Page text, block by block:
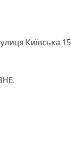
Київська 15